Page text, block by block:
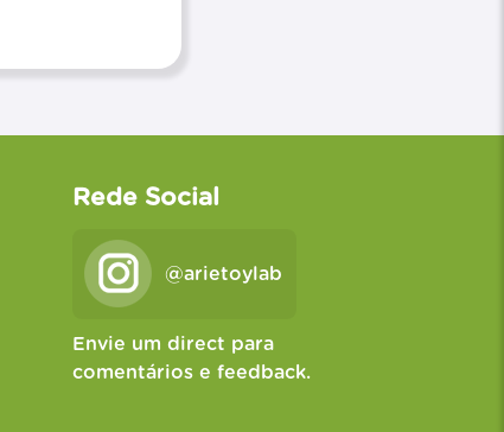
Rede Social
@arietoylab
Envie um direct para
comentários e feedback.